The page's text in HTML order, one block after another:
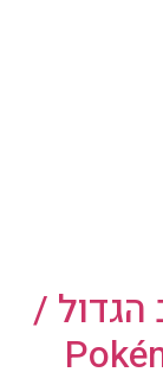
– הקרב הגדול /